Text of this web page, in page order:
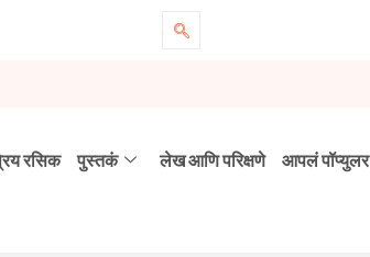
रसिक पुस्तकं लेख आणि परिक्षणे आपलं पॉप्युलर